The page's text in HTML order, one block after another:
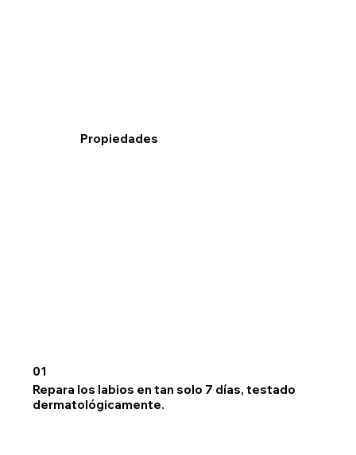
Propiedades
01
Repara los labios en tan solo 7 días, testado
dermatológicamente.